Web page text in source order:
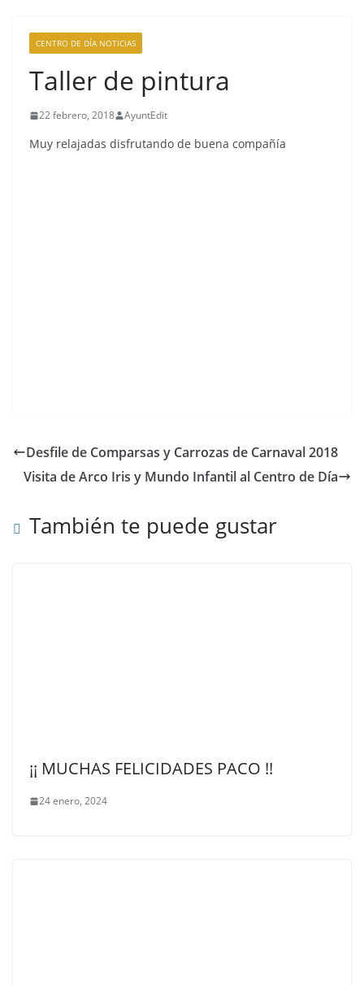
CENTRO DE DÍA NOTICIAS
Taller de pintura
22 febrero, 2018 AyuntEdit
Muy relajadas disfrutando de buena compañía
Desfile de Comparsas y Carrozas de Carnaval 2018
Visita de Arco Iris y Mundo Infantil al Centro de Día
También te puede gustar
¡¡ MUCHAS FELICIDADES PACO !!
24 enero, 2024